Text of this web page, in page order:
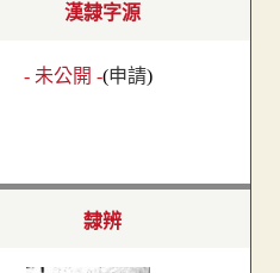
漢隸字源
- 未公開 -(申請)
隸辨